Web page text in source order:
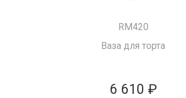
RM420
Ваза для торта
6 610 ₽